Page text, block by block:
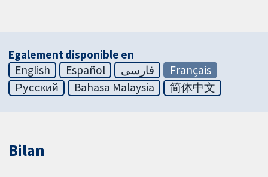
Egalement disponible en
English
Español فارسی
Français
Русский
Bahasa Malaysia 简体中文
Bilan